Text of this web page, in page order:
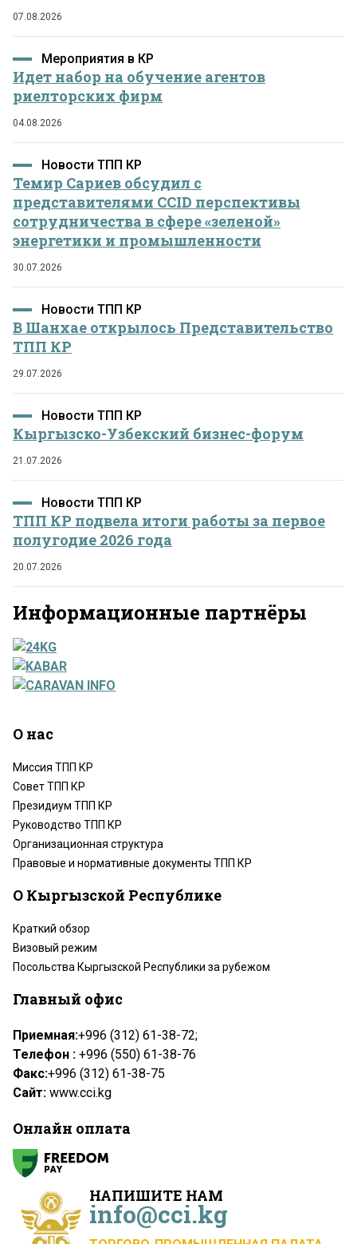
07.08.2026
Мероприятия в КР
Идет набор на обучение агентов
риелторских фирм
04.08.2026
Новости ТПП КР
Темир Сариев обсудил с
представителями CCID перспективы
сотрудничества в сфере «зеленой»
энергетики и промышленности
30.07.2026
Новости ТПП КР
В Шанхае открылось Представительство
ТПП КР
29.07.2026
Новости ТПП КР
Кыргызско-Узбекский бизнес-форум
21.07.2026
Новости ТПП КР
ТПП КР подвела итоги работы за первое
полугодие 2026 года
20.07.2026
Информационные партнёры
НАПИШИТЕ НАМ
info@cci.kg
О нас
Миссия ТПП КР
Совет ТПП КР
Президиум ТПП КР
Руководство ТПП КР
Организационная структура
Правовые и нормативные документы ТПП КР
О Кыргызской Республике
Краткий обзор
Визовый режим
Посольства Кыргызской Республики за рубежом
Главный офис
Приемная:+996 (312) 61-38-72;
Телефон : +996 (550) 61-38-76
Факс:+996 (312) 61-38-75
Сайт: www.cci.kg
Онлайн оплата